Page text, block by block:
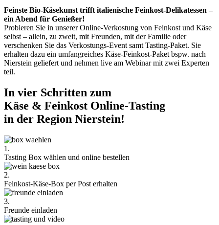
Feinste Bio-Käsekunst trifft italienische Feinkost-Delikatessen –
ein Abend für Genießer!
Probieren Sie in unserer Online-Verkostung von Feinkost und Käse
selbst – allein, zu zweit, mit Freunden, mit der Familie oder
verschenken Sie das Verkostungs-Event samt Tasting-Paket. Sie
erhalten dazu ein umfangreiches Käse-Feinkost-Paket bspw. nach
Nierstein geliefert und nehmen live am Webinar mit zwei Experten
teil.
In vier Schritten zum
Käse & Feinkost Online-Tasting
in der Region Nierstein!
1.
Tasting Box wählen und online bestellen
2.
Feinkost-Käse-Box per Post erhalten
3.
Freunde einladen